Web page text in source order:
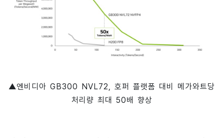
▲엔비디아 GB300 NVL72, 호퍼 플랫폼 대비 메가와트당
처리량 최대 50배 향상